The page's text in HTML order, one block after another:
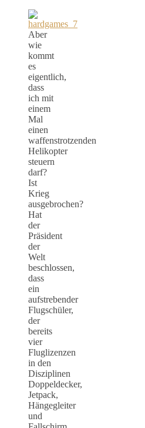
Aber
wie
kommt
es
eigentlich,
dass
ich mit
einem
Mal
einen
waffenstrotzenden
Helikopter
steuern
darf?
Ist
Krieg
ausgebrochen?
Hat
der
Präsident
der
Welt
beschlossen,
dass
ein
aufstrebender
Flugschüler,
der
bereits
vier
Fluglizenzen
in den
Disziplinen
Doppeldecker,
Jetpack,
Hängegleiter
und